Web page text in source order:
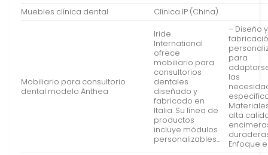
Muebles clínica dental
Clínica IP (China)
Mobiliario para consultorio
dental modelo Anthea
Iride
International
ofrece
mobiliario para
consultorios
dentales
diseñado y
fabricado en
Italia. Su línea de
productos
incluye módulos
personalizables…
– Diseño y
para
las
alta
Enfoque